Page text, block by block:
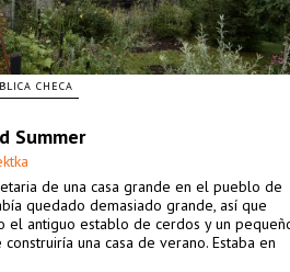
CHECA
Summer
de una casa grande en el pueblo de
quedado demasiado grande, así que
el antiguo establo de cerdos y un
una casa de verano. Estaba en